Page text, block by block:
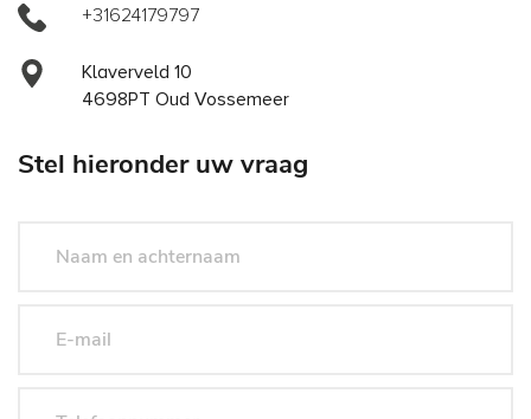
+31624179797
Klaverveld 10
4698PT Oud Vossemeer
Stel hieronder uw vraag